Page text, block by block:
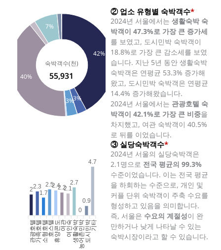
42%
3%
3%
40%
7%
55,931
② 업소 유형별 숙박객수*
2024년 서울에서는 생활숙박 숙
박객이 47.3%로 가장 큰 증가세
를 보였고, 도시민박 숙박객이
18.8%로 가장 큰 감소세를 보였
습니다. 지난 5년 동안 생활숙박
숙박객은 연평균 53.3% 증가해
왔고, 도시민박 숙박객은 연평균
14.4% 증가해왔습니다.
2024년 서울에서는 관광호텔 숙
박객이 42.1%로 가장 큰 비중을
차지했고, 여관 숙박객이 40.5%
로 뒤를 이었습니다.
22.3
1.7
2.52.42.22.1
2.7
0
0.9
4.7
관광호텔가족호텔소형호텔호스텔휴양콘도여관여인숙생활숙박농어촌민박도시민박기타
③ 실당숙박객수*
2024년 서울의 실당숙박객은
2.1명으로 전국 평균의 99.3%
수준이었습니다. 이는 전국 평균
을 하회하는 수준으로, 개인 및
커플 단위 숙박객이 주축 수요를
형성하고 있음을 의미합니다.
즉, 서울은 수요의 계절성이 완
만하거나 낮게 나타날 수 있는
숙박시장이라고 할 수 있습니다.